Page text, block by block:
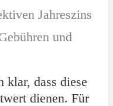
Jahreszins
und
klar, dass diese
dienen. Für